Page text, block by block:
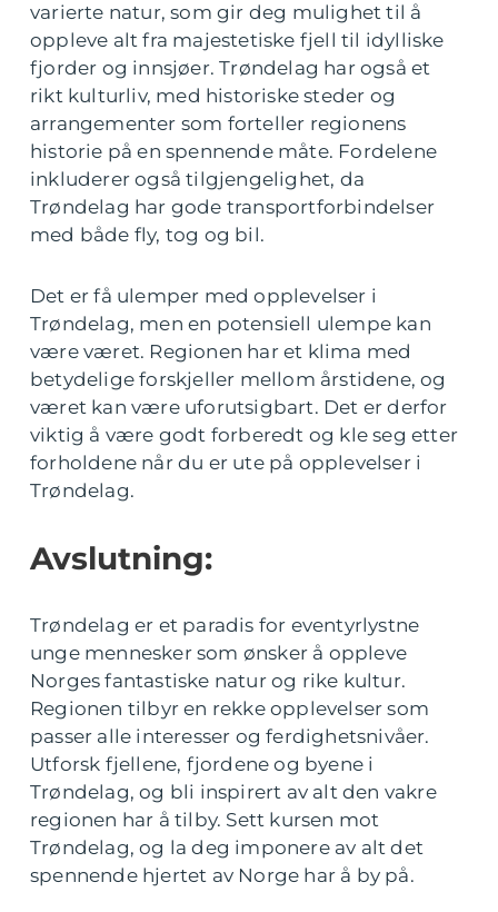
varierte natur, som gir deg mulighet til å
oppleve alt fra majestetiske fjell til idylliske
fjorder og innsjøer. Trøndelag har også et
rikt kulturliv, med historiske steder og
arrangementer som forteller regionens
historie på en spennende måte. Fordelene
inkluderer også tilgjengelighet, da
Trøndelag har gode transportforbindelser
med både fly, tog og bil.
Det er få ulemper med opplevelser i
Trøndelag, men en potensiell ulempe kan
være været. Regionen har et klima med
betydelige forskjeller mellom årstidene, og
været kan være uforutsigbart. Det er derfor
viktig å være godt forberedt og kle seg etter
forholdene når du er ute på opplevelser i
Trøndelag.
Avslutning:
Trøndelag er et paradis for eventyrlystne
unge mennesker som ønsker å oppleve
Norges fantastiske natur og rike kultur.
Regionen tilbyr en rekke opplevelser som
passer alle interesser og ferdighetsnivåer.
Utforsk fjellene, fjordene og byene i
Trøndelag, og bli inspirert av alt den vakre
regionen har å tilby. Sett kursen mot
Trøndelag, og la deg imponere av alt det
spennende hjertet av Norge har å by på.